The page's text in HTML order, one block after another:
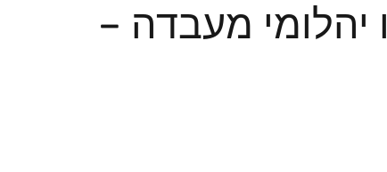
מעבדה –